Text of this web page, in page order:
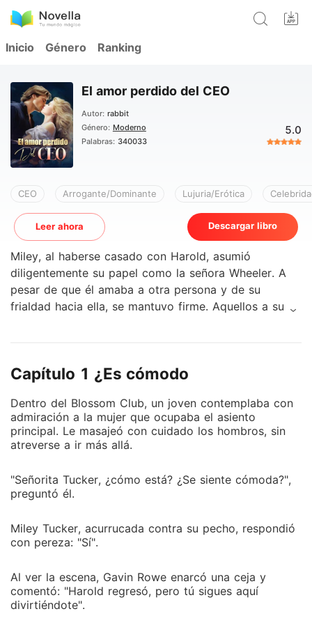
Inicio Género Ranking
El amor perdido del CEO
Autor: rabbit
Género: Moderno
Palabras: 340033
5.0
CEO Arrogante/Dominante Lujuria/Erótica
Leer ahora Descargar libro
Miley, al haberse casado con Harold, asumió
diligentemente su papel como la señora Wheeler. A
pesar de que él amaba a otra persona y de su
frialdad hacia ella, se mantuvo firme. Aquellos a su
sorprendió a todos. Firmó audazmente los papeles
furioso y desconcertado le inquirió, con los ojos
rojos: "Miley, ¿qué estás haciendo?". Mostrando su
anillo de bodas con despreocupación y una sonrisa,
harta de ser la que siempre cede". Todos creían que
Miley amaba profundamente a Harold, y que estaba
que nadie sabía era que su corazón secretamente
anhelaba a otra persona cada vez que miraba a
Capítulo 1 ¿Es cómodo
Dentro del Blossom Club, un joven contemplaba con
admiración a la mujer que ocupaba el asiento
principal. Le masajeó con cuidado los hombros, sin
atreverse a ir más allá.
"Señorita Tucker, ¿cómo está? ¿Se siente cómoda?",
preguntó él.
Miley Tucker, acurrucada contra su pecho, respondió
con pereza: "Sí".
Al ver la escena, Gavin Rowe enarcó una ceja y
comentó: "Harold regresó, pero tú sigues aquí
divirtiéndote".